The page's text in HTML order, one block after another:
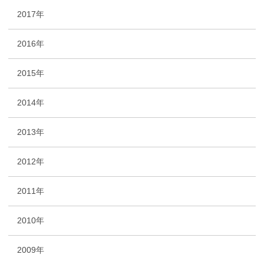
2017年
2016年
2015年
2014年
2013年
2012年
2011年
2010年
2009年